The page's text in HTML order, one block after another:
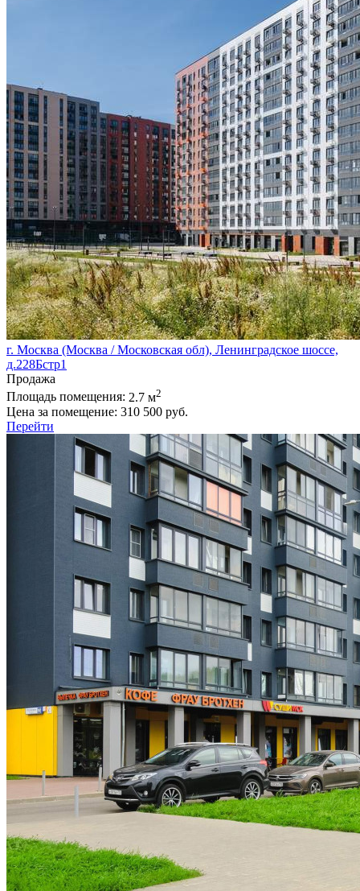
г. Москва (Москва / Московская обл), Ленинградское шоссе,
д.228Бстр1
Продажа
Площадь помещения: 2.7 м2
Цена за помещение: 310 500 руб.
Перейти